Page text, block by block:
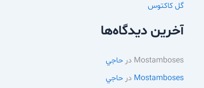
گل کاکتوس
آخرین دیدگاه‌ها
Mostamboses در حاجي
Mostamboses در حاجي